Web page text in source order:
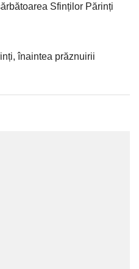
Sfinților Părinți
înaintea prăznuirii